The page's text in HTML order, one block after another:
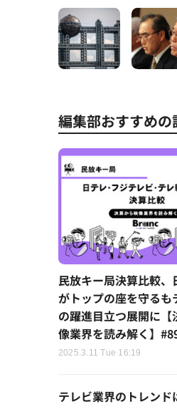
編集部おすすめの
民放キー局決算比較、
がトップの座を守るも
の躍進目立つ展開に【
像業界を読み解く】
2025.3.11 Tue 16:19
テレビ業界のトレン